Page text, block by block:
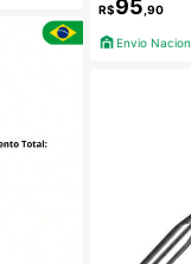
nal C/ **
R$95 ,90
Envio